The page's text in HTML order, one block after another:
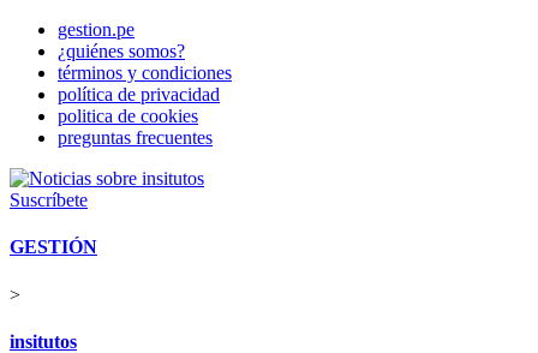
gestion.pe
¿quiénes somos?
términos y condiciones
política de privacidad
politica de cookies
preguntas frecuentes
Suscríbete
GESTIÓN
>
insitutos